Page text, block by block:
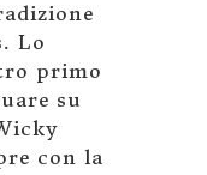
Lo
primo
su
con la